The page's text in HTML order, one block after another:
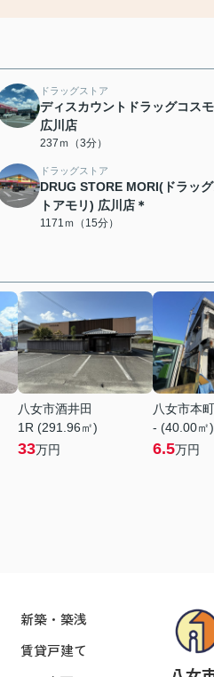
ドラッグストア
ディスカウントドラッグコス
広川店
237ｍ（3分）
ドラッグストア
DRUG STORE MORI(ドラッ
トアモリ) 広川店＊
1171ｍ（15分）
八女市酒井田
1R (291.96㎡)
33万円
八女市本町
- (40.00㎡)
6.5万円
新築・築浅
賃貸戸建て